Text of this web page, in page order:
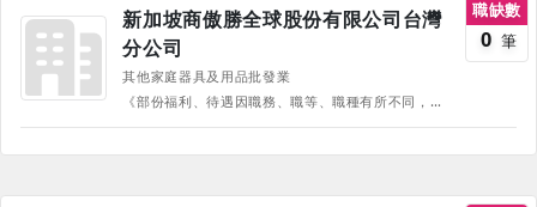
新加坡商傲勝全球股份有限公司台灣
分公司
其他家庭器具及用品批發業
《部份福利、待遇因職務、職等、職種有所不同，並隨公司營運方針有所調整，詳情請於面試時詢問，並以面試為主》
職缺數
0 筆